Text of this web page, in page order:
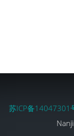
苏ICP备14047301